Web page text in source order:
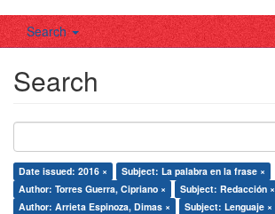
Search
Search
Date issued: 2016 ×
Subject: La palabra en la frase ×
Author: Torres Guerra, Cipriano ×
Subject: Redacción ×
Author: Arrieta Espinoza, Dimas ×
Subject: Lenguaje ×